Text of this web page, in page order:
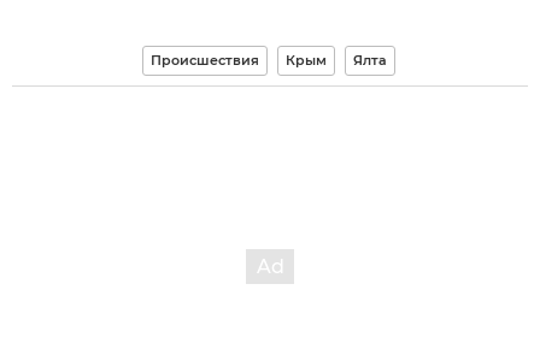
Происшествия Крым Ялта